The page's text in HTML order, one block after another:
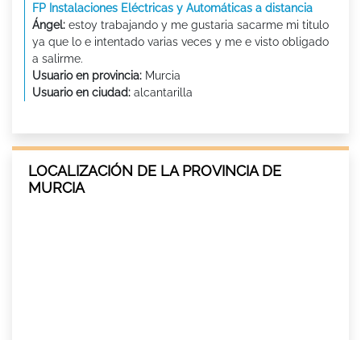
FP Instalaciones Eléctricas y Automáticas a distancia
Ángel: estoy trabajando y me gustaria sacarme mi titulo
ya que lo e intentado varias veces y me e visto obligado
a salirme.
Usuario en provincia: Murcia
Usuario en ciudad: alcantarilla
LOCALIZACIÓN DE LA PROVINCIA DE
MURCIA